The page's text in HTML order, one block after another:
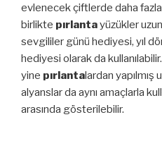
evlenecek çiftlerde daha
birlikte pırlantayüzükler
sevgililer günü hediyesi, yıl
hediyesi olarak da
yine pırlantalardan
alyanslar da aynı amaçlarla
arasında gösterilebilir.